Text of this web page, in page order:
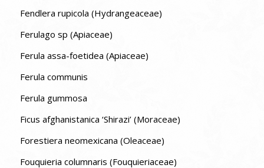
Fendlera rupicola (Hydrangeaceae)
Ferulago sp (Apiaceae)
Ferula assa-foetidea (Apiaceae)
Ferula communis
Ferula gummosa
Ficus afghanistanica ‘Shirazi’ (Moraceae)
Forestiera neomexicana (Oleaceae)
Fouquieria columnaris (Fouquieriaceae)